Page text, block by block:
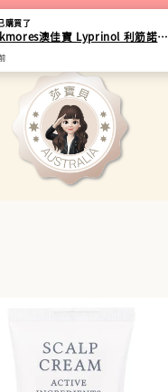
節｜保健品滿額最低 91 折
來去逛逛
購買了
Blackmores澳佳寶 Lyprinol 利筋諾風濕關節膠囊 100粒